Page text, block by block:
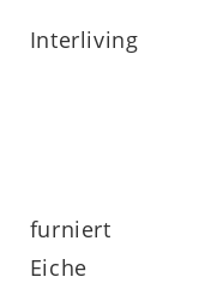
und
5 Jahre
Interliving
furniert
Eiche